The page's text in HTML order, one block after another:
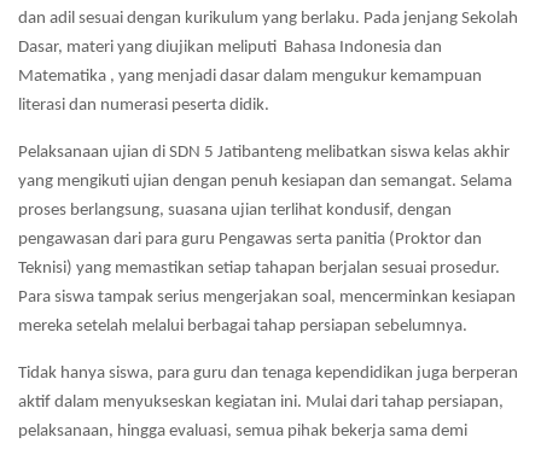
dan adil sesuai dengan kurikulum yang berlaku. Pada jenjang Sekolah
Dasar, materi yang diujikan meliputi Bahasa Indonesia dan
Matematika , yang menjadi dasar dalam mengukur kemampuan
literasi dan numerasi peserta didik.
Pelaksanaan ujian di SDN 5 Jatibanteng melibatkan siswa kelas akhir
yang mengikuti ujian dengan penuh kesiapan dan semangat. Selama
proses berlangsung, suasana ujian terlihat kondusif, dengan
pengawasan dari para guru Pengawas serta panitia (Proktor dan
Teknisi) yang memastikan setiap tahapan berjalan sesuai prosedur.
Para siswa tampak serius mengerjakan soal, mencerminkan kesiapan
mereka setelah melalui berbagai tahap persiapan sebelumnya.
Tidak hanya siswa, para guru dan tenaga kependidikan juga berperan
aktif dalam menyukseskan kegiatan ini. Mulai dari tahap persiapan,
pelaksanaan, hingga evaluasi, semua pihak bekerja sama demi